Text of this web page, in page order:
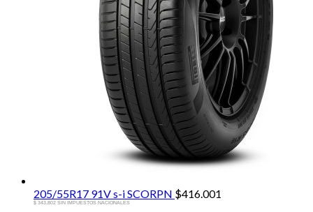
205/55R17 91V s-i SCORPN $416.001
$ 343.802 SIN IMPUESTOS NACIONALES